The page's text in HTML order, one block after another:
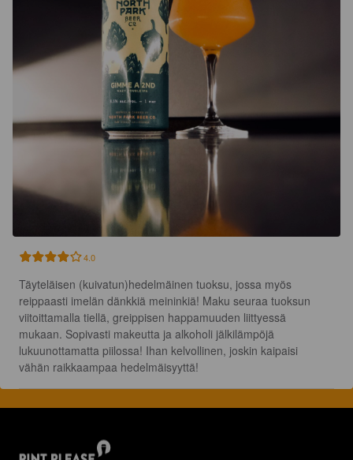
4.0
Täyteläisen (kuivatun)hedelmäinen tuoksu, jossa myös
reippaasti imelän dänkkiä meininkiä! Maku seuraa tuoksun
viitoittamalla tiellä, greippisen happamuuden liittyessä
mukaan. Sopivasti makeutta ja alkoholi jälkilämpöjä
lukuunottamatta piilossa! Ihan kelvollinen, joskin kaipaisi
vähän raikkaampaa hedelmäisyyttä!